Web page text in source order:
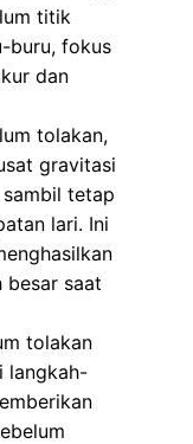
titik
buru, fokus
dan
tolakan,
gravitasi
tetap
lari. Ini
saat
tolakan
langkah-